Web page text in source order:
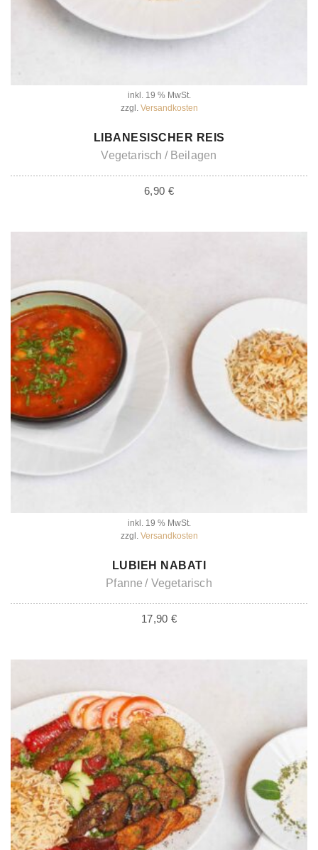
inkl. 19 % MwSt.
zzgl. Versandkosten
IN DEN WARENKORB
LIBANESISCHER REIS
Vegetarisch
Beilagen
6,90 €
inkl. 19 % MwSt.
zzgl. Versandkosten
IN DEN WARENKORB
LUBIEH NABATI
Pfanne
Vegetarisch
17,90 €